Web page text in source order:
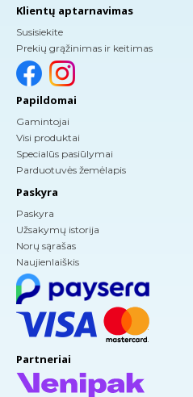
Klientų aptarnavimas
Susisiekite
Prekių grąžinimas ir keitimas
Papildomai
Gamintojai
Visi produktai
Specialūs pasiūlymai
Parduotuvės žemėlapis
Paskyra
Paskyra
Užsakymų istorija
Norų sąrašas
Naujienlaiškis
Partneriai